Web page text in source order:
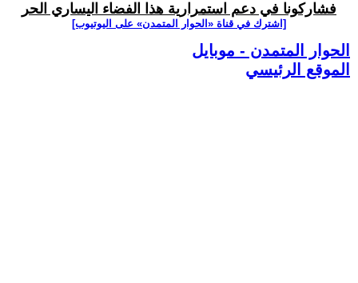
فشاركونا في دعم استمرارية هذا الفضاء اليساري الحر
[اشترك في قناة ‫«الحوار المتمدن» على اليوتيوب]
الحوار المتمدن - موبايل
الموقع الرئيسي